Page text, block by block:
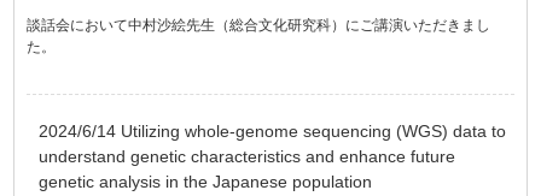
談話会において中村沙絵先生（総合文化研究科）にご講演いただきまし
た。
2024/6/14 Utilizing whole-genome sequencing (WGS) data to
understand genetic characteristics and enhance future
genetic analysis in the Japanese population